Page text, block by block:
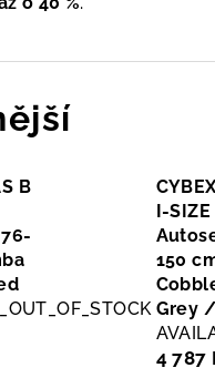
B
I-SIZE
150
Grey
4 787